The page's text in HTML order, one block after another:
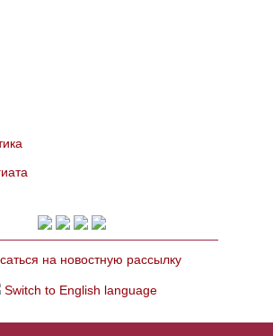
на новостную рассылку
Switch to English language